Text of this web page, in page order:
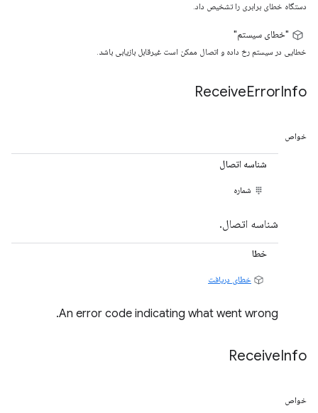
دستگاه خطای برابری را تشخیص داد.
"خطای سیستم"
خطایی در سیستم رخ داده و اتصال ممکن است غیرقابل بازیابی باشد.
ReceiveErrorInfo
خواص
شناسه اتصال
شماره
شناسه اتصال.
خطا
خطای دریافت
An error code indicating what went wrong.
ReceiveInfo
خواص